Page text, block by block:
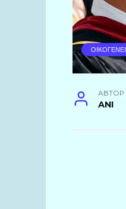
АВТОР
ANI